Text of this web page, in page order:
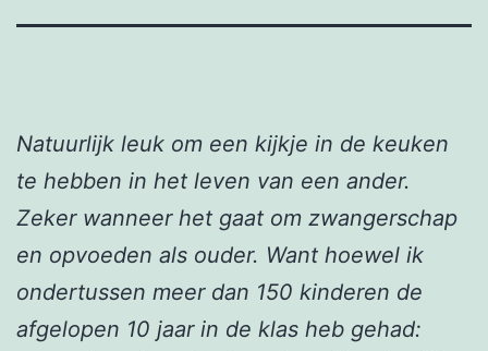
Natuurlijk leuk om een kijkje in de keuken
te hebben in het leven van een ander.
Zeker wanneer het gaat om zwangerschap
en opvoeden als ouder. Want hoewel ik
ondertussen meer dan 150 kinderen de
afgelopen 10 jaar in de klas heb gehad: